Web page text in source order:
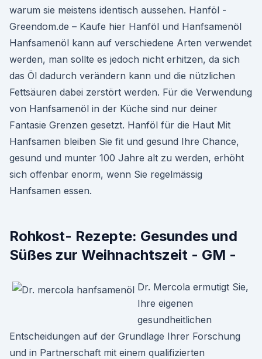
warum sie meistens identisch aussehen. Hanföl -
Greendom.de – Kaufe hier Hanföl und Hanfsamenöl
Hanfsamenöl kann auf verschiedene Arten verwendet
werden, man sollte es jedoch nicht erhitzen, da sich
das Öl dadurch verändern kann und die nützlichen
Fettsäuren dabei zerstört werden. Für die Verwendung
von Hanfsamenöl in der Küche sind nur deiner
Fantasie Grenzen gesetzt. Hanföl für die Haut Mit
Hanfsamen bleiben Sie fit und gesund Ihre Chance,
gesund und munter 100 Jahre alt zu werden, erhöht
sich offenbar enorm, wenn Sie regelmässig
Hanfsamen essen.
Rohkost- Rezepte: Gesundes und
Süßes zur Weihnachtszeit - GM -
Dr. Mercola ermutigt Sie,
Ihre eigenen
gesundheitlichen
Entscheidungen auf der Grundlage Ihrer Forschung
und in Partnerschaft mit einem qualifizierten